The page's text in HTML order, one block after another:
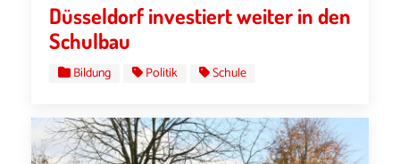
Düsseldorf investiert weiter in den
Schulbau
Bildung Politik Schule